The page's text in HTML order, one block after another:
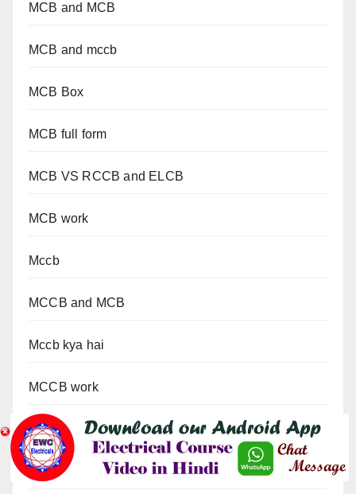
MCB and MCB
MCB and mccb
MCB Box
MCB full form
MCB VS RCCB and ELCB
MCB work
Mccb
MCCB and MCB
Mccb kya hai
MCCB work
Men board
Metallic PG cable gland